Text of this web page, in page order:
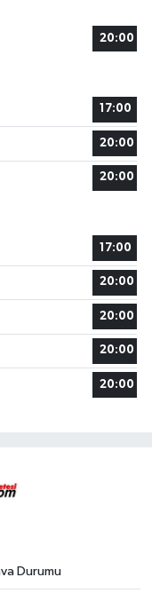
20:00
17:00
20:00
20:00
17:00
20:00
20:00
20:00
20:00
Durumu